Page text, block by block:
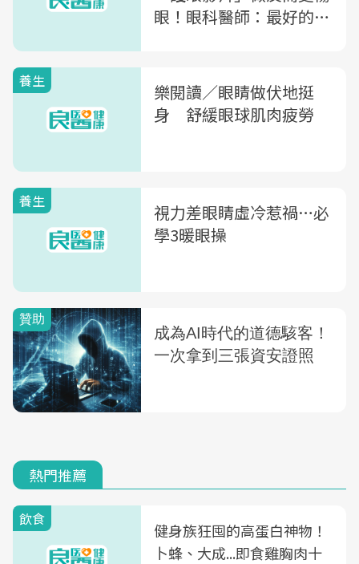
眼！眼科醫師：最好的護
養生
樂閱讀／眼睛做伏地挺
身 舒緩眼球肌肉疲勞
養生
視力差眼睛虛冷惹禍…必
學3暖眼操
熱門推薦
飲食
健身族狂囤的高蛋白神物！
卜蜂、大成...即食雞胸肉十